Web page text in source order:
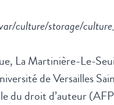
culture/storage/
La Martinière-Le-
de Versailles
du droit d’auteur